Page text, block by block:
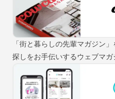
「街と暮らしの先輩マガジン
探しをお手伝いするウェブマガ